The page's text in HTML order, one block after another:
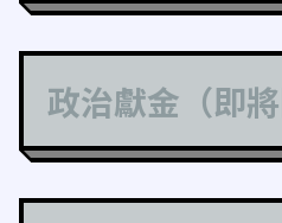
政治獻金（即將